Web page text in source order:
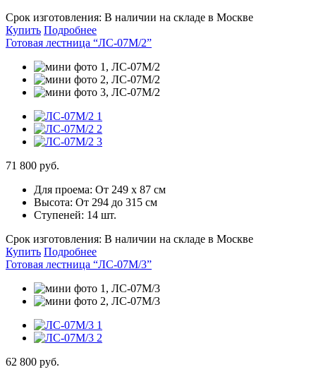
Срок изготовления: В наличии на складе в Москве
Купить Подробнее
Готовая лестница “ЛС-07М/2”
71 800 руб.
Для проема: От 249 х 87 см
Высота: От 294 до 315 см
Ступеней: 14 шт.
Срок изготовления: В наличии на складе в Москве
Купить Подробнее
Готовая лестница “ЛС-07М/3”
62 800 руб.